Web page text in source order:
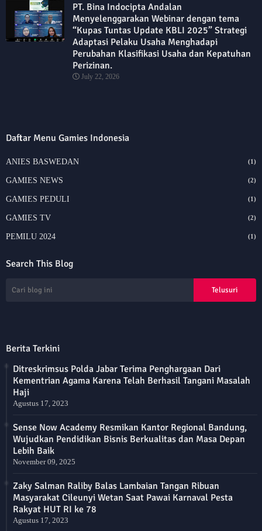
PT. Bina Indocipta Andalan
Menyelenggarakan Webinar dengan tema
“Kupas Tuntas Update KBLI 2025” Strategi
Adaptasi Pelaku Usaha Menghadapi
Perubahan Klasifikasi Usaha dan Kepatuhan
Perizinan.
July 22, 2026
Daftar Menu Gamies Indonesia
ANIES BASWEDAN (1)
GAMIES NEWS (2)
GAMIES PEDULI (1)
GAMIES TV (2)
PEMILU 2024 (1)
Search This Blog
Berita Terkini
Ditreskrimsus Polda Jabar Terima Penghargaan Dari
Kementrian Agama Karena Telah Berhasil Tangani Masalah
Haji
Agustus 17, 2023
Sense Now Academy Resmikan Kantor Regional Bandung,
Wujudkan Pendidikan Bisnis Berkualitas dan Masa Depan
Lebih Baik
November 09, 2025
Zaky Salman Raliby Balas Lambaian Tangan Ribuan
Masyarakat Cileunyi Wetan Saat Pawai Karnaval Pesta
Rakyat HUT RI ke 78
Agustus 17, 2023